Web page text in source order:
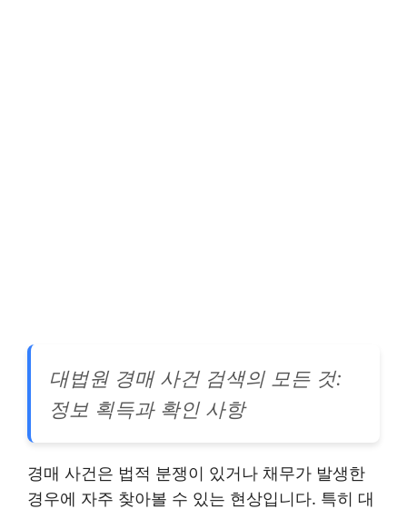
대법원 경매 사건 검색의 모든 것:
정보 획득과 확인 사항
경매 사건은 법적 분쟁이 있거나 채무가 발생한
경우에 자주 찾아볼 수 있는 현상입니다. 특히 대